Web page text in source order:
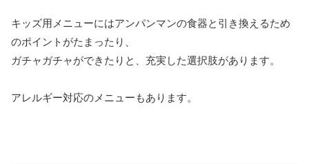
キッズ用メニューにはアンパンマンの食器と引き換えるため
のポイントがたまったり、
ガチャガチャができたりと、充実した選択肢があります。
アレルギー対応のメニューもあります。